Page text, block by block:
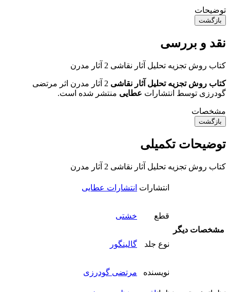
توضیحات
بازگشت
نقد و بررسی
کتاب روش تجزیه تحلیل آثار نقاشی 2 آثار مدرن
کتاب روش تجزیه تحلیل آثار نقاشی
2 آثار مدرن اثر مرتضی
گودرزی توسط انتشارات عطایی منتشر شده است.
مشخصات
بازگشت
توضیحات تکمیلی
کتاب روش تجزیه تحلیل آثار نقاشی 2 آثار مدرن
مشخصات دیگر
انتشارات انتشارات عطایی
قطع خشتی
نوع جلد گالینگور
نویسنده مرتضی گودرزی